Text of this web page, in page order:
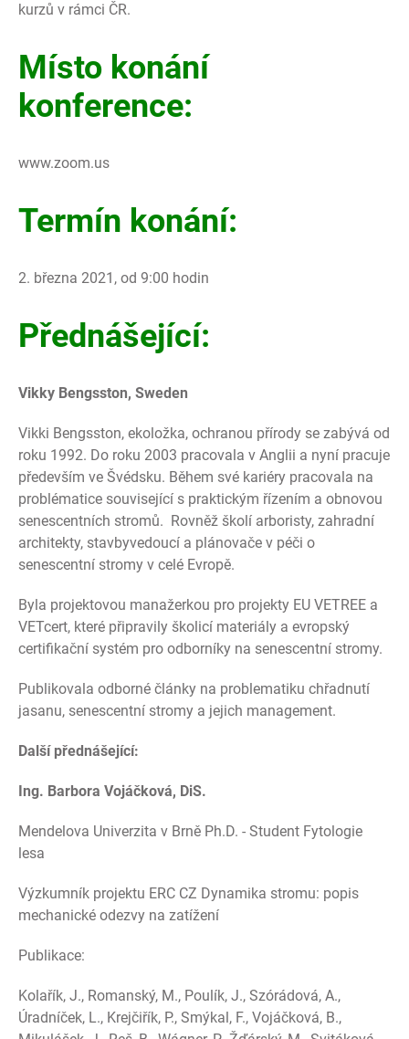
kurzů v rámci ČR.
Místo konání
konference:
www.zoom.us
Termín konání:
2. března 2021, od 9:00 hodin
Přednášející:
Vikky Bengsston, Sweden
Vikki Bengsston, ekoložka, ochranou přírody se zabývá od
roku 1992. Do roku 2003 pracovala v Anglii a nyní pracuje
především ve Švédsku. Během své kariéry pracovala na
problématice související s praktickým řízením a obnovou
senescentních stromů. Rovněž školí arboristy, zahradní
architekty, stavbyvedoucí a plánovače v péči o
senescentní stromy v celé Evropě.
Byla projektovou manažerkou pro projekty EU VETREE a
VETcert, které připravily školicí materiály a evropský
certifikační systém pro odborníky na senescentní stromy.
Publikovala odborné články na problematiku chřadnutí
jasanu, senescentní stromy a jejich management.
Další přednášející:
Ing. Barbora Vojáčková, DiS.
Mendelova Univerzita v Brně Ph.D. - Student Fytologie
lesa
Výzkumník projektu ERC CZ Dynamika stromu: popis
mechanické odezvy na zatížení
Publikace:
Kolařík, J., Romanský, M., Poulík, J., Szórádová, A.,
Úradníček, L., Krejčiřík, P., Smýkal, F., Vojáčková, B.,